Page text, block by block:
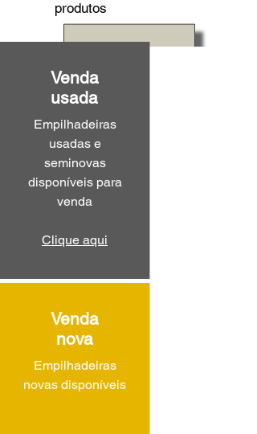
produtos
Venda
usada
Empilhadeiras
usadas e
seminovas
disponíveis para
venda
Clique aqui
Venda
nova
Empilhadeiras
novas disponíveis